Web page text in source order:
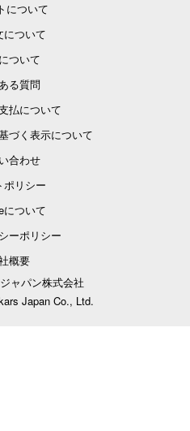
について
について
ついて
る質問
払について
づく表示について
合わせ
ポリシー
について
ーポリシー
概要
ャパン株式会社
Japan Co., Ltd.